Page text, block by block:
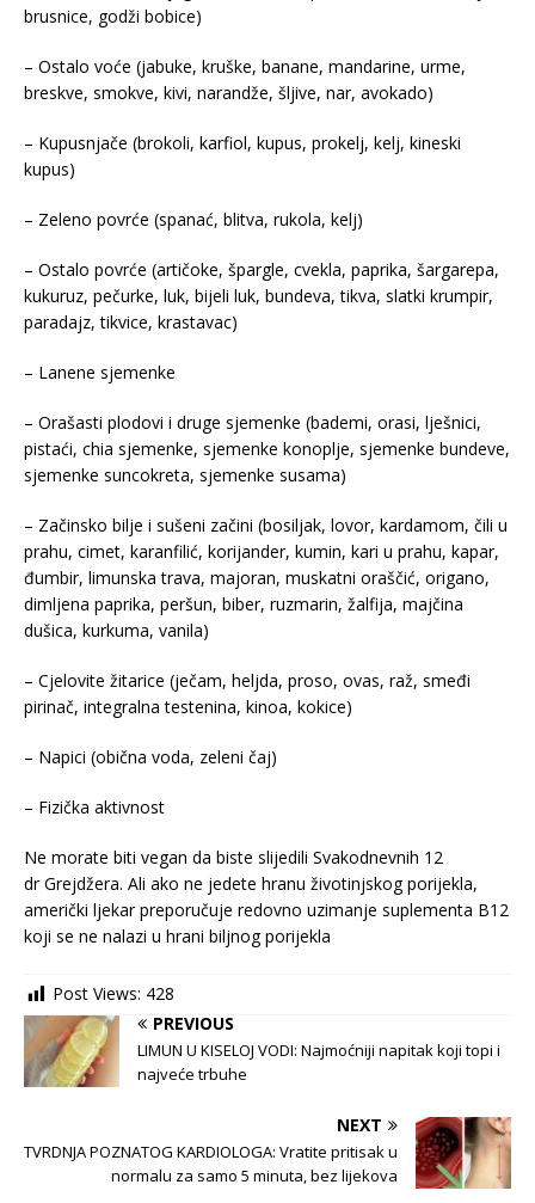
brusnice, godži bobice)
– Ostalo voće (jabuke, kruške, banane, mandarine, urme,
breskve, smokve, kivi, narandže, šljive, nar, avokado)
– Kupusnjače (brokoli, karfiol, kupus, prokelj, kelj, kineski
kupus)
– Zeleno povrće (spanać, blitva, rukola, kelj)
– Ostalo povrće (artičoke, špargle, cvekla, paprika, šargarepa,
kukuruz, pečurke, luk, bijeli luk, bundeva, tikva, slatki krumpir,
paradajz, tikvice, krastavac)
– Lanene sjemenke
– Orašasti plodovi i druge sjemenke (bademi, orasi, lješnici,
pistaći, chia sjemenke, sjemenke konoplje, sjemenke bundeve,
sjemenke suncokreta, sjemenke susama)
– Začinsko bilje i sušeni začini (bosiljak, lovor, kardamom, čili u
prahu, cimet, karanfilić, korijander, kumin, kari u prahu, kapar,
đumbir, limunska trava, majoran, muskatni oraščić, origano,
dimljena paprika, peršun, biber, ruzmarin, žalfija, majčina
dušica, kurkuma, vanila)
– Cjelovite žitarice (ječam, heljda, proso, ovas, raž, smeđi
pirinač, integralna testenina, kinoa, kokice)
– Napici (obična voda, zeleni čaj)
– Fizička aktivnost
Ne morate biti vegan da biste slijedili Svakodnevnih 12
dr Grejdžera. Ali ako ne jedete hranu životinjskog porijekla,
američki ljekar preporučuje redovno uzimanje suplementa B12
koji se ne nalazi u hrani biljnog porijekla
Post Views: 428
PREVIOUS
LIMUN U KISELOJ VODI: Najmoćniji napitak koji topi i
najveće trbuhe
NEXT
TVRDNJA POZNATOG KARDIOLOGA: Vratite pritisak u
normalu za samo 5 minuta, bez lijekova